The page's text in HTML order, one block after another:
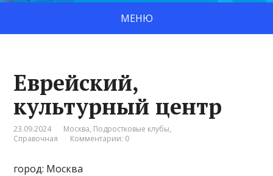
МЕНЮ
Еврейский,
культурный центр
23.09.2024 Москва, Подростковые клубы,
Справочная
Комментарии: 0
город: Москва